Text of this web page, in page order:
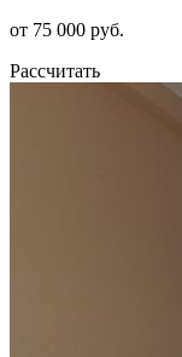
от 75 000 руб.
Рассчитать